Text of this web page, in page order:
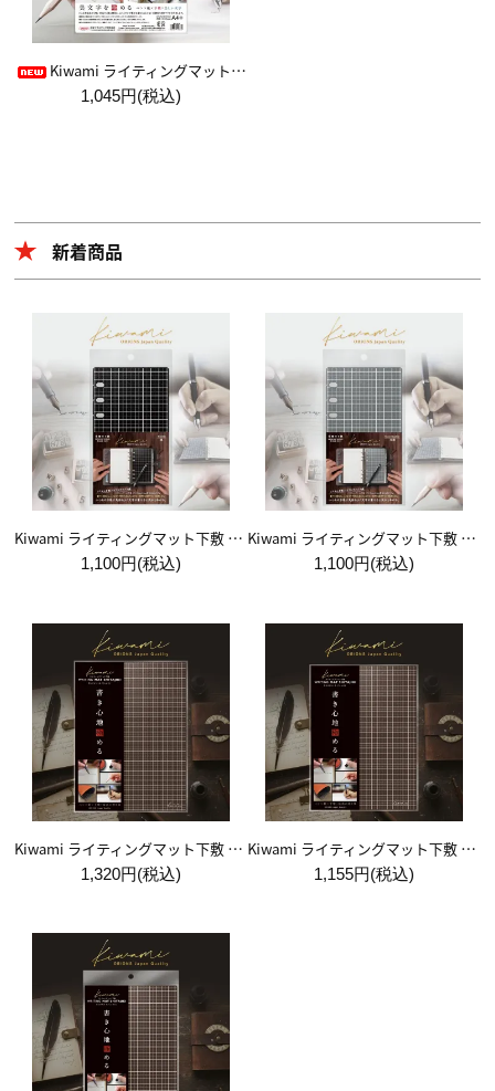
Kiwami ライティングマット下敷 HAKU白薄【A4+方眼】
1,045円(税込)
新着商品
Kiwami ライティングマット下敷 システム手帳バイブルサイズ【黒】
1,100円(税込)
Kiwami ライティングマット下敷 システム手帳バイブルサイズ【月影】
1,100円(税込)
Kiwami ライティングマット下敷 A4+【ブラウン&キャメル】
1,320円(税込)
Kiwami ライティングマット下敷 B5+【ブラウン&キャメル】
1,155円(税込)